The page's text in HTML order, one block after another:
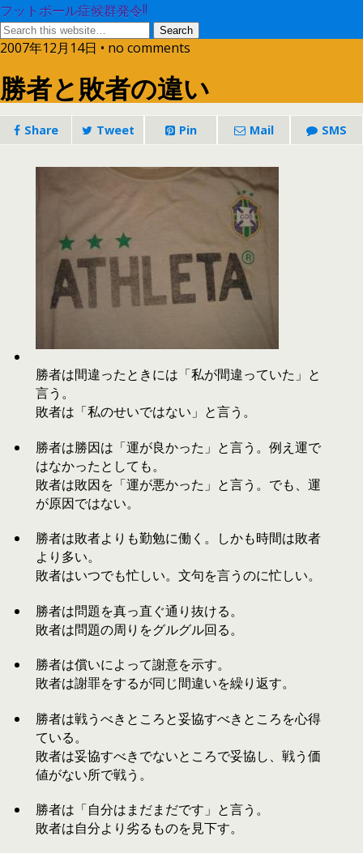
フットボール症候群発令!!
2007年12月14日 • no comments
勝者と敗者の違い
Share Tweet Pin Mail SMS
勝者は間違ったときには「私が間違っていた」と
言う。
敗者は「私のせいではない」と言う。
勝者は勝因は「運が良かった」と言う。例え運で
はなかったとしても。
敗者は敗因を「運が悪かった」と言う。でも、運
が原因ではない。
勝者は敗者よりも勤勉に働く。しかも時間は敗者
より多い。
敗者はいつでも忙しい。文句を言うのに忙しい。
勝者は問題を真っ直ぐ通り抜ける。
敗者は問題の周りをグルグル回る。
勝者は償いによって謝意を示す。
敗者は謝罪をするが同じ間違いを繰り返す。
勝者は戦うべきところと妥協すべきところを心得
ている。
敗者は妥協すべきでないところで妥協し、戦う価
値がない所で戦う。
勝者は「自分はまだまだです」と言う。
敗者は自分より劣るものを見下す。